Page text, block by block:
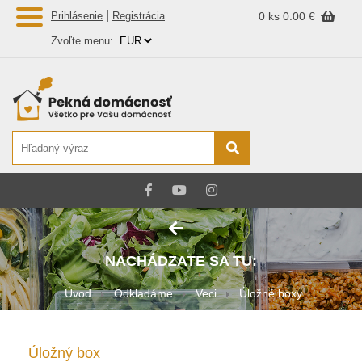
Prihlásenie Registrácia 0 ks 0.00 €
Zvoľte menu:
NACHÁDZATE SA TU:
Úvod Odkladáme Veci Úložné boxy
Úložný box